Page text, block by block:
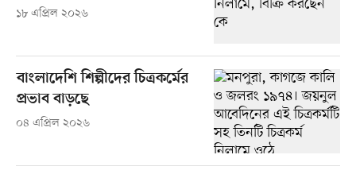
১৮ এপ্রিল ২০২৬
বাংলাদেশি শিল্পীদের চিত্রকর্মের
প্রভাব বাড়ছে
০৪ এপ্রিল ২০২৬